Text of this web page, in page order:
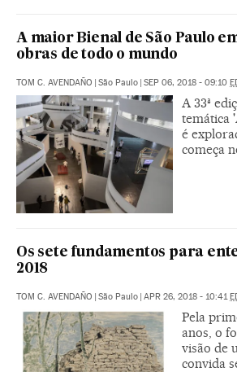
A maior Bienal de São Paulo
obras de todo o mundo
TOM C. AVENDAÑO São Paulo SEP 06, 2018 - 09:10
A 33ª
temática
é
começa
Os sete fundamentos para
2018
TOM C. AVENDAÑO | São Paulo | APR 26, 2018 - 10:41
Pela
anos, o
visão de
convida